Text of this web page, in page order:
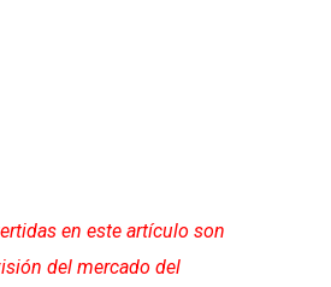
en este artículo son
del mercado del